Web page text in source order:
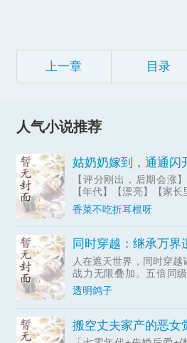
上一章 目录
人气小说推荐
姑奶奶嫁到，通通闪
【评分刚出，后期会涨
【年代】【漂亮】【家
极品】【搞事业】【男
厂，苏蓝：专治各种不服
香菜不吃折耳根呀
同时穿越：继承万界
人在遮天世界，同时穿越
战力无限叠加。五倍同
已，我不...
透明鸽子
搬空丈夫家产的恶女